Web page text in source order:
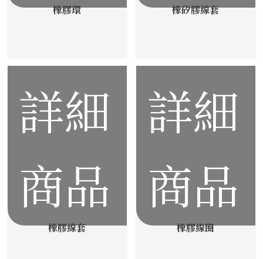
橡膠環 橡矽膠線套
詳細
商品
橡膠線套
詳細
商品
橡膠線圈